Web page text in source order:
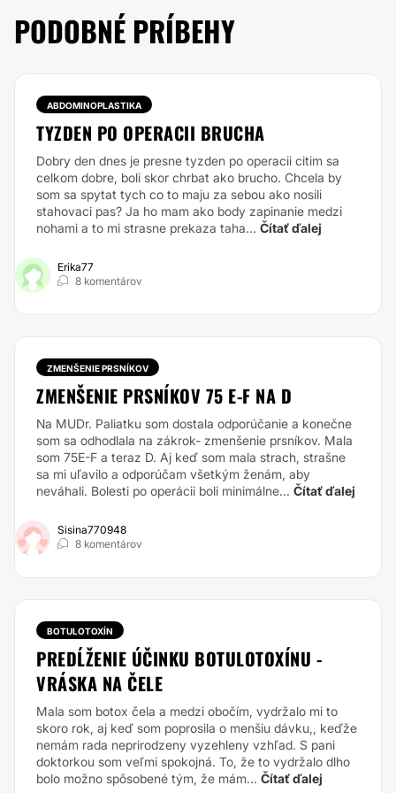
PODOBNÉ PRÍBEHY
ABDOMINOPLASTIKA
TYZDEN PO OPERACII BRUCHA
Dobry den dnes je presne tyzden po operacii citim sa
celkom dobre, boli skor chrbat ako brucho. Chcela by
som sa spytat tych co to maju za sebou ako nosili
stahovaci pas? Ja ho mam ako body zapinanie medzi
nohami a to mi strasne prekaza taha... Čítať ďalej
Erika77
8 komentárov
ZMENŠENIE PRSNÍKOV
ZMENŠENIE PRSNÍKOV 75 E-F NA D
Na MUDr. Paliatku som dostala odporúčanie a konečne
som sa odhodlala na zákrok- zmenšenie prsníkov. Mala
som 75E-F a teraz D. Aj keď som mala strach, strašne
sa mi uľavilo a odporúčam všetkým ženám, aby
neváhali. Bolesti po operácii boli minimálne... Čítať ďalej
Sisina770948
8 komentárov
BOTULOTOXÍN
PREDĹŽENIE ÚČINKU BOTULOTOXÍNU -
VRÁSKA NA ČELE
Mala som botox čela a medzi obočím, vydržalo mi to
skoro rok, aj keď som poprosila o menšiu dávku,, keďže
nemám rada neprirodzeny vyzehleny vzhľad. S pani
doktorkou som veľmi spokojná. To, že to vydržalo dlho
bolo možno spôsobené tým, že mám... Čítať ďalej